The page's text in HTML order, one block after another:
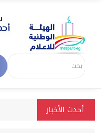
أحدث الأخبار